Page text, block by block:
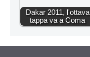
Dakar 2011, l'ottava
tappa va a Coma